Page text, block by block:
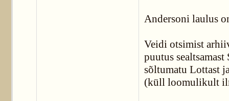
Andersoni laulus
Veidi otsimist
puutus
sõltumatu Lottast
(küll loomulikult